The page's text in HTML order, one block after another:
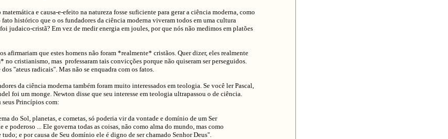
matemática e causa-e-efeito na natureza fosse suficiente para gerar a ciência moderna, como
histórico que o os fundadores da ciência moderna viveram todos em uma cultura
judaico-cristã? Em vez de medir energia em joules, por que nós não medimos em platões
afirmariam que estes homens não foram *realmente* cristãos. Quer dizer, eles realmente
no cristianismo, mas professaram tais convicções porque não quiseram ser perseguidos.
"ateus radicais". Mas não se enquadra com os fatos.
da ciência moderna também foram muito interessados em teologia. Se você ler Pascal,
foi um monge. Newton disse que seu interesse em teologia ultrapassou o de ciência.
Princípios com:
do Sol, planetas, e cometas, só poderia vir da vontade e domínio de um Ser
e poderoso ... Ele governa todas as coisas, não como alma do mundo, mas como
tudo; e por causa de Seu domínio ele é digno de ser chamado Senhor Deus".